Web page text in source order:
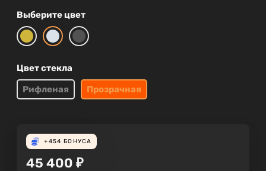
Выберите цвет
Цвет стекла
Рифленая
Прозрачная
+454 БОНУСА
45 400 ₽